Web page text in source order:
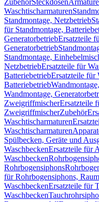
ZubehörSteckdosen
Waschtischarmaturen
Standmontage, Netzbetrieb
für Standmontage,
GeneratorbetriebErsatzteile
Generatorbetrieb
Standmontage,
NetzbetriebErsatzteile für
BatteriebetriebErsatzteile für
Batteriebetrieb
Wandmontage,
ZweigriffmischerErsatzteile
ZweigriffmischerZubehör
Waschtischarmaturen
Waschtischarmaturen
Spülbecken, Geräte und
WaschbeckenErsatzteile für
Waschbecken
Rohrbogensiphons
für Rohrbogensiphons,
WaschbeckenErsatzteile für
Waschbecken